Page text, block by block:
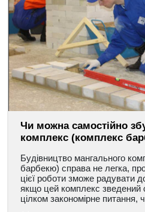
Чи можна самостійно
комплекс (комплекс
Будівництво мангального
барбекю) справа не легка,
цієї роботи зможе радувати
якщо цей комплекс зведений
цілком закономірне